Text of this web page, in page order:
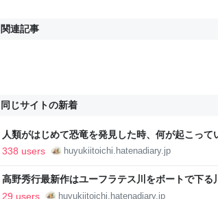
関連記事
同じサイトの新着
人類がはじめて恐竜を発見した時、何が起こっ
本読書
338 users huyukiitoichi.hatenadiary.jp
高野秀行最新作はユーフラテス川をボートで下
ミアのボート三人男』 - 基本読書
29 users huyukiitoichi.hatenadiary.jp